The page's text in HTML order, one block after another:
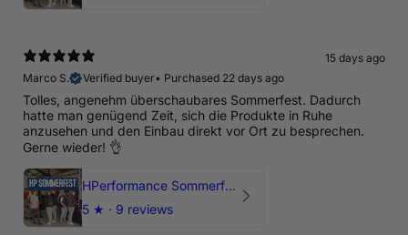
15 days ago
Marco S.
Verified buyer• Purchased 22 days ago
Tolles, angenehm überschaubares Sommerfest. Dadurch
hatte man genügend Zeit, sich die Produkte in Ruhe
anzusehen und den Einbau direkt vor Ort zu besprechen.
Gerne wieder! 👌
HPerformance Sommerfest 2026
5 ★ · 9 reviews